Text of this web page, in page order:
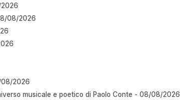
08/2026
08/2026
musicale e poetico di Paolo Conte - 08/08/2026